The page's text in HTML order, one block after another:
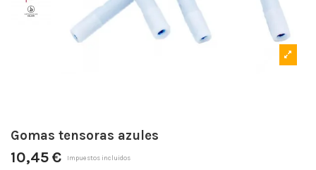
Gomas tensoras azules
10,45 € Impuestos incluidos